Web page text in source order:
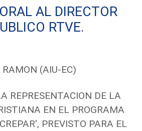
AL DIRECTOR
RTVE.
RAMON (AIU-EC)
REPRESENTACION DE LA
EN EL PROGRAMA
PREVISTO PARA EL